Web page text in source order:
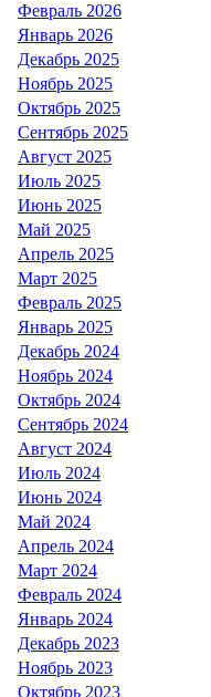
Февраль 2026
Январь 2026
Декабрь 2025
Ноябрь 2025
Октябрь 2025
Сентябрь 2025
Август 2025
Июль 2025
Июнь 2025
Май 2025
Апрель 2025
Март 2025
Февраль 2025
Январь 2025
Декабрь 2024
Ноябрь 2024
Октябрь 2024
Сентябрь 2024
Август 2024
Июль 2024
Июнь 2024
Май 2024
Апрель 2024
Март 2024
Февраль 2024
Январь 2024
Декабрь 2023
Ноябрь 2023
Октябрь 2023